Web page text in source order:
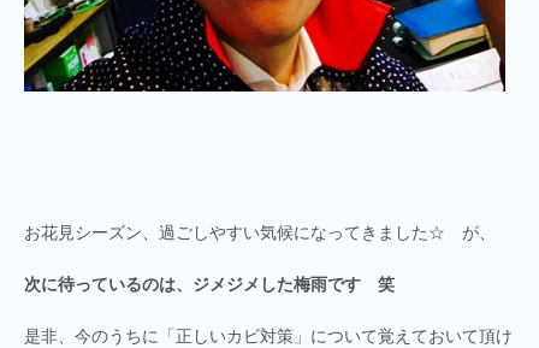
お花見シーズン、過ごしやすい気候になってきました☆ が、
次に待っているのは、ジメジメした梅雨です 笑
是非、今のうちに「正しいカビ対策」について覚えておいて頂け